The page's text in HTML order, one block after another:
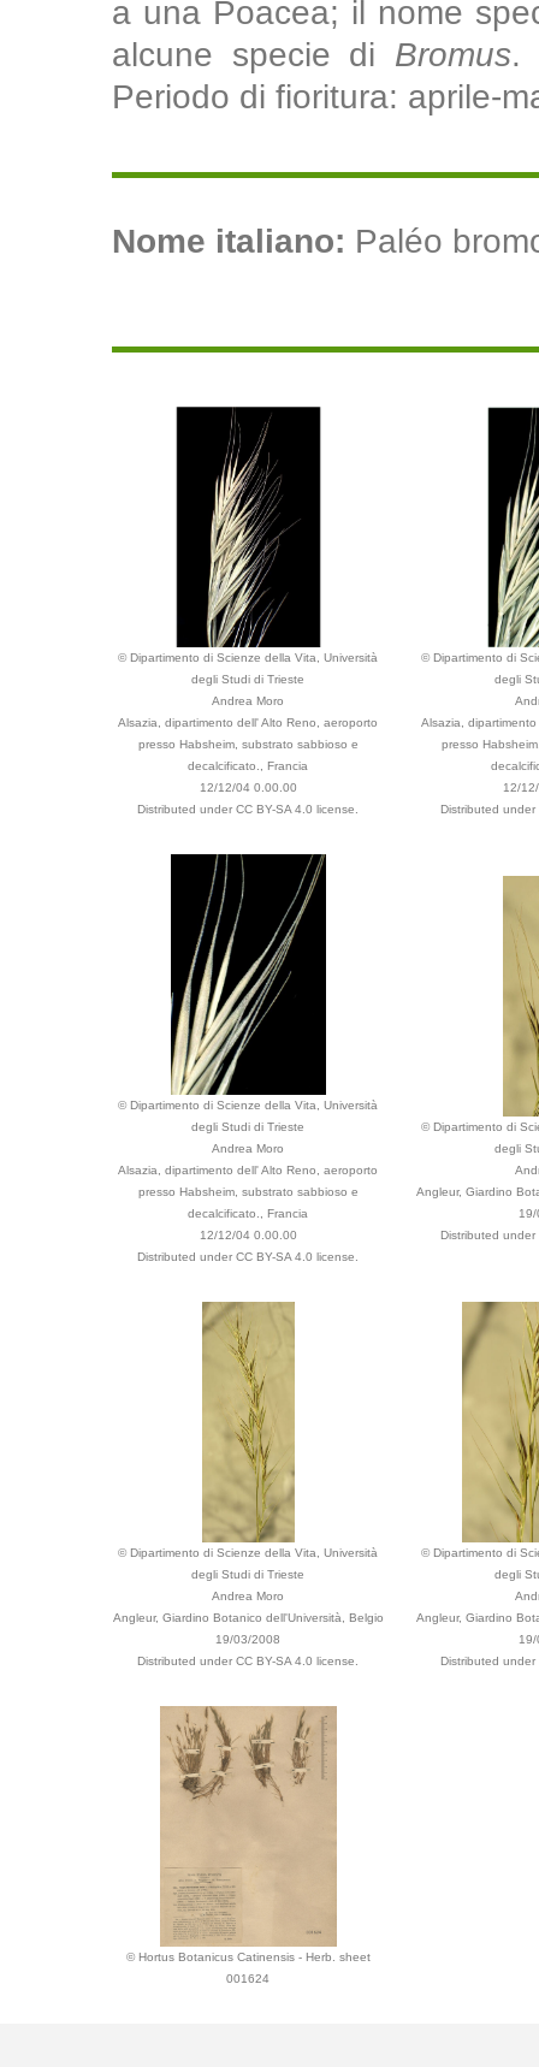
a una Poacea; il nome
alcune specie di Bromus.
Periodo di fioritura: aprile-
Nome italiano: Paléo
© Dipartimento di Scienze della Vita, Università
degli Studi di Trieste
Andrea Moro
Alsazia, dipartimento dell' Alto Reno, aeroporto
presso Habsheim, substrato sabbioso e
decalcificato., Francia
12/12/04 0.00.00
Distributed under CC BY-SA 4.0 license.
© Dipartimento di
degli
Alsazia,
presso
12/
Distributed under
© Dipartimento di Scienze della Vita, Università
degli Studi di Trieste
Andrea Moro
Alsazia, dipartimento dell' Alto Reno, aeroporto
presso Habsheim, substrato sabbioso e
decalcificato., Francia
12/12/04 0.00.00
Distributed under CC BY-SA 4.0 license.
© Dipartimento di
degli
Angleur, Giardino
Distributed under
© Dipartimento di Scienze della Vita, Università
degli Studi di Trieste
Andrea Moro
Angleur, Giardino Botanico dell'Università, Belgio
19/03/2008
Distributed under CC BY-SA 4.0 license.
© Dipartimento di
degli
Angleur, Giardino
Distributed under
© Hortus Botanicus Catinensis - Herb. sheet
001624